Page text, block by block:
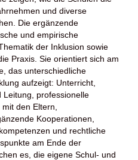
und diverse
Die ergänzende
und empirische
der Inklusion sowie
Praxis. Sie orientiert sich am
das unterschiedliche
aufzeigt: Unterricht,
Leitung, professionelle
den Eltern,
Kooperationen,
und rechtliche
am Ende der
es, die eigene Schul- und